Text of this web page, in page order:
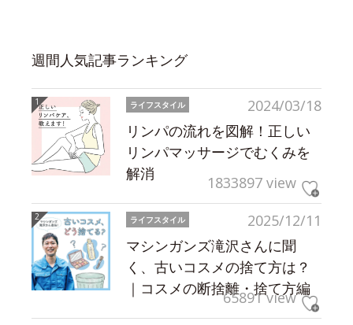
週間人気記事ランキング
2024/03/18
ライフスタイル
リンパの流れを図解！正しい
リンパマッサージでむくみを
解消
1833897 view
2025/12/11
ライフスタイル
マシンガンズ滝沢さんに聞
く、古いコスメの捨て方は？
｜コスメの断捨離・捨て方編
65891 view